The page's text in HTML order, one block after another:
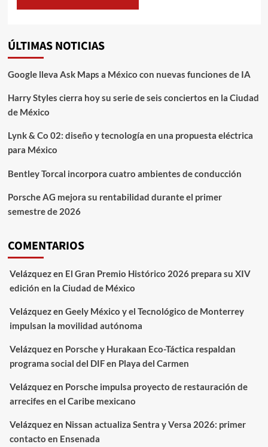
ÚLTIMAS NOTICIAS
Google lleva Ask Maps a México con nuevas funciones de IA
Harry Styles cierra hoy su serie de seis conciertos en la Ciudad
de México
Lynk & Co 02: diseño y tecnología en una propuesta eléctrica
para México
Bentley Torcal incorpora cuatro ambientes de conducción
Porsche AG mejora su rentabilidad durante el primer
semestre de 2026
COMENTARIOS
Velázquezen El Gran Premio Histórico 2026 prepara su XIV
edición en la Ciudad de México
Velázquezen Geely México y el Tecnológico de Monterrey
impulsan la movilidad autónoma
Velázquezen Porsche y Hurakaan Eco-Táctica respaldan
programa social del DIF en Playa del Carmen
Velázquezen Porsche impulsa proyecto de restauración de
arrecifes en el Caribe mexicano
Velázquezen Nissan actualiza Sentra y Versa 2026: primer
contacto en Ensenada